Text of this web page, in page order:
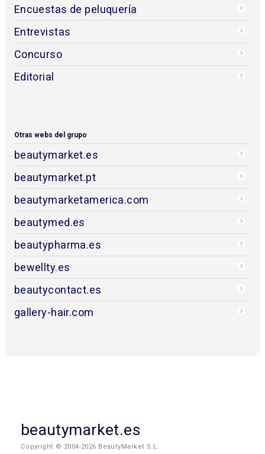
Encuestas de peluquería
Entrevistas
Concurso
Editorial
Otras webs del grupo
beautymarket.es
beautymarket.pt
beautymarketamerica.com
beautymed.es
beautypharma.es
bewellty.es
beautycontact.es
gallery-hair.com
beautymarket.es
Copyright © 2004-2026 BeautyMarket S.L.